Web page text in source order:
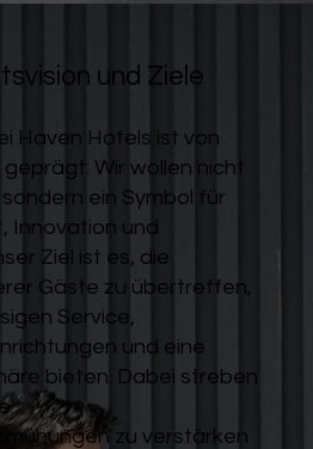
und Ziele
Haven Hotels ist von
geprägt: Wir wollen nicht
ein Symbol für
Innovation und
Ziel ist es, die
Gäste zu übertreffen,
Service,
und eine
bieten. Dabei streben
zu verstärken